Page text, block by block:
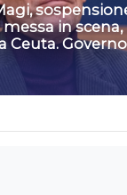
in
Ceuta.